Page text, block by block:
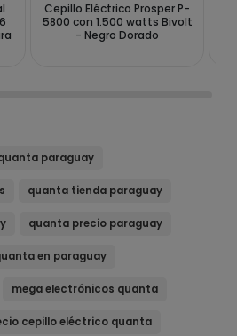
Cepillo Eléctrico Prosper P-
5800 con 1.500 watts Bivolt
- Negro Dorado
paraguay
quanta tienda paraguay
quanta precio paraguay
en paraguay
mega electrónicos quanta
cepillo eléctrico quanta